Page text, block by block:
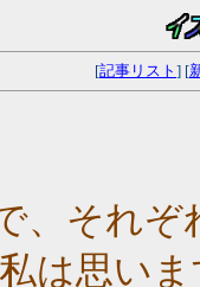
[記事リスト ] [
、それ
は思い